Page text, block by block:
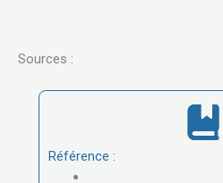
Sources :
Référence :